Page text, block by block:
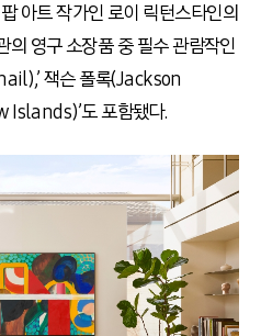
아트 작가인 로이 릭턴스타인의
영구 소장품 중 필수 관람작인
잭슨 폴록(Jackson
Islands)’도 포함됐다.